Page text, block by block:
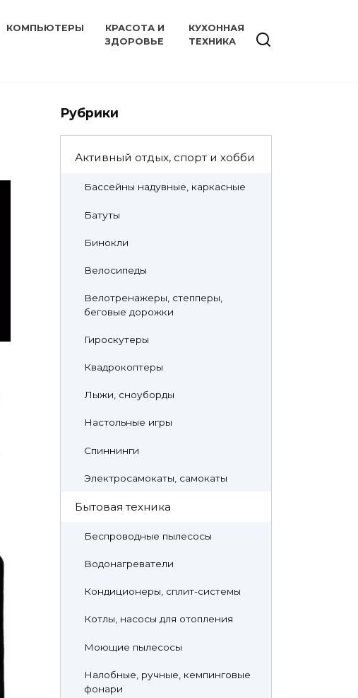
КОМПЬЮТЕРЫ
КРАСОТА И
ЗДОРОВЬЕ
КУХОННАЯ
ТЕХНИКА
Рубрики
Активный отдых, спорт и хобби
Бассейны надувные, каркасные
Батуты
Бинокли
Велосипеды
Велотренажеры, степперы,
беговые дорожки
Гироскутеры
Квадрокоптеры
Лыжи, сноуборды
Настольные игры
Спиннинги
Электросамокаты, самокаты
Бытовая техника
Беспроводные пылесосы
Водонагреватели
Кондиционеры, сплит-системы
Котлы, насосы для отопления
Моющие пылесосы
Налобные, ручные, кемпинговые
фонари